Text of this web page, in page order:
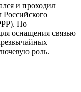
и проходил
По
оснащения связью
роль.